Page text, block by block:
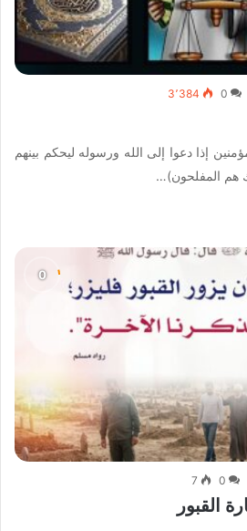
0 3٬384
إذا دعوا إلى الله ورسوله ليحكم بينهم
هم المفلحون)…
0
7
القبور